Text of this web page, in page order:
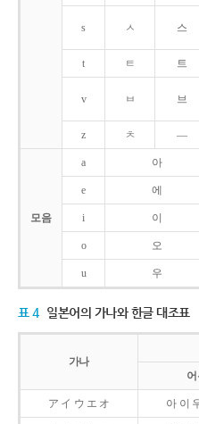
s ㅅ 스
t ㅌ 트
v ㅂ 브
z ㅊ ―
모음
a 아
e 에
i 이
o 오
u 우
표 4 일본어의 가나와 한글 대조표
가나
ア イ ウ エ オ 아 이